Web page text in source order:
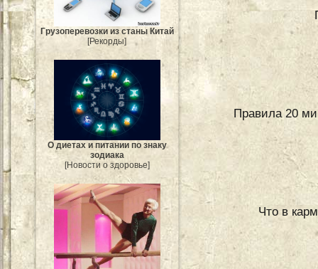
Грузоперевозки из станы Китай
[Рекорды]
О диетах и питании по знаку
зодиака
[Новости о здоровье]
Правила 20
Что в